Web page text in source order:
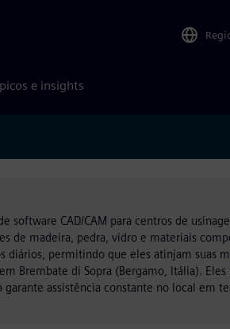
e insights
CAD/CAM para centros de
de madeira, pedra, vidro e materiais
permitindo que eles atinjam suas
Brembate di Sopra (Bergamo, Itália).
assistência constante no local em